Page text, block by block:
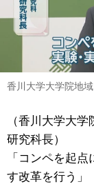
香川大学大学院地
（香川大学大
研究科長）
「コンペを起
す改革を行う」